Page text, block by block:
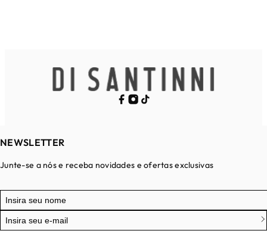
NEWSLETTER
Junte-se a nós e receba novidades e ofertas exclusivas